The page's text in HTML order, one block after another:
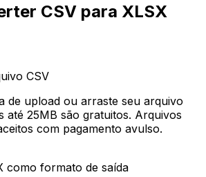
CSV para XLSX
CSV
de upload ou arraste seu arquivo
até 25MB são gratuitos. Arquivos
com pagamento avulso.
como formato de saída